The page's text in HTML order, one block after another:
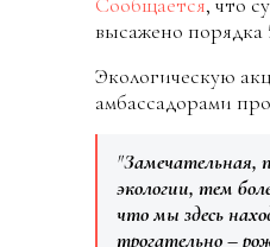
высажено порядка
Экологическую
амбассадорами
"Замечательная,
экологии, тем
что мы здесь
трогательно –